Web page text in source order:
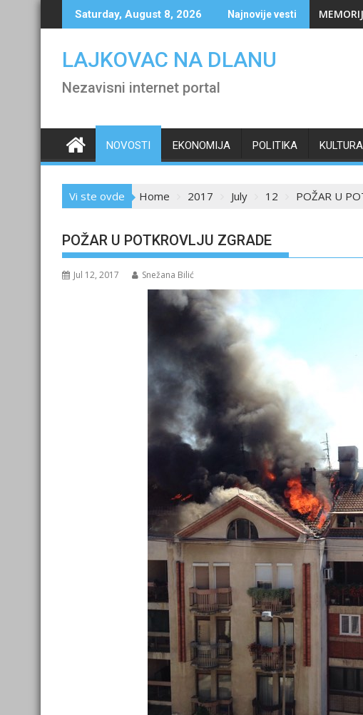
to
Saturday, August 8, 2026 Najnovije vesti
LAJKOVAC NA DLANU
Nezavisni internet portal
NOVOSTI EKONOMIJA POLITIKA KULTURA
Vi ste ovde Home 2017 July 12 POŽAR U
POŽAR U POTKROVLJU ZGRADE
Jul 12, 2017 Snežana Bilić